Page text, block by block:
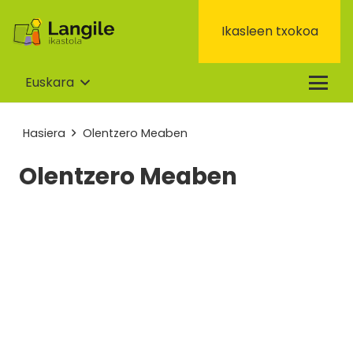
Ikasleen txokoa
Euskara
Hasiera Olentzero Meaben
Olentzero Meaben